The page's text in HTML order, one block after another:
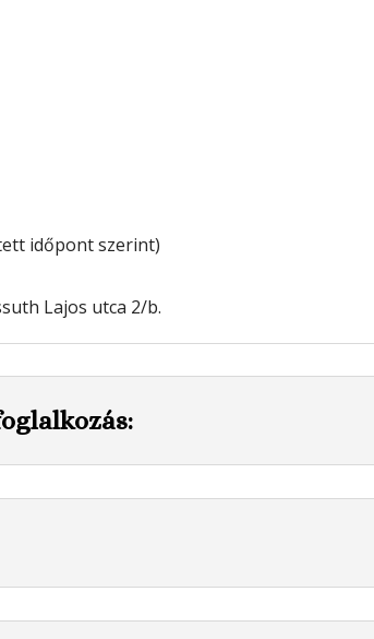
időpont szerint)
Lajos utca 2/b.